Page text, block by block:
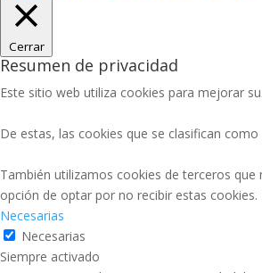
Cerrar
Resumen de privacidad
Este sitio web utiliza cookies para mejorar
De estas, las cookies que se clasifican
También utilizamos cookies de terceros
opción de optar por no recibir estas
Necesarias
Necesarias
Siempre activado